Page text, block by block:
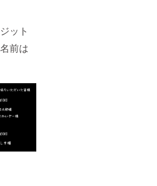
ット
前は